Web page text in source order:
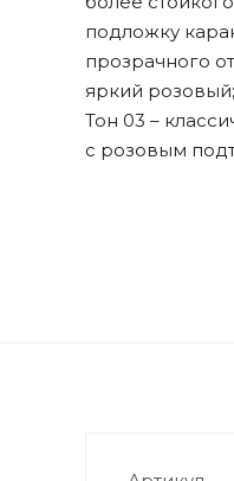
подложку
прозрачного
яркий розовый;
Тон 03 –
с розовым